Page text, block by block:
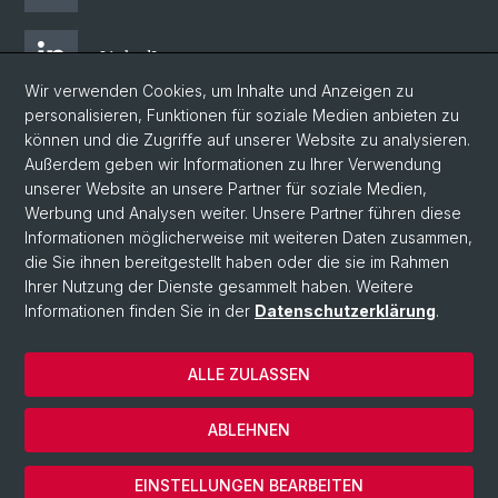
LinkedIn
Facebook
Bluesky
Blog
© Universität Basel
Wir verwenden Cookies, um Inhalte und Anzeigen zu
personalisieren, Funktionen für soziale Medien anbieten zu
können und die Zugriffe auf unserer Website zu analysieren.
Außerdem geben wir Informationen zu Ihrer Verwendung
unserer Website an unsere Partner für soziale Medien,
Werbung und Analysen weiter. Unsere Partner führen diese
Informationen möglicherweise mit weiteren Daten zusammen,
die Sie ihnen bereitgestellt haben oder die sie im Rahmen
Ihrer Nutzung der Dienste gesammelt haben. Weitere
Informationen finden Sie in der Datenschutzerklärung.
EINSTELLUNGEN BEARBEITEN
ABLEHNEN
ALLE ZULASSEN